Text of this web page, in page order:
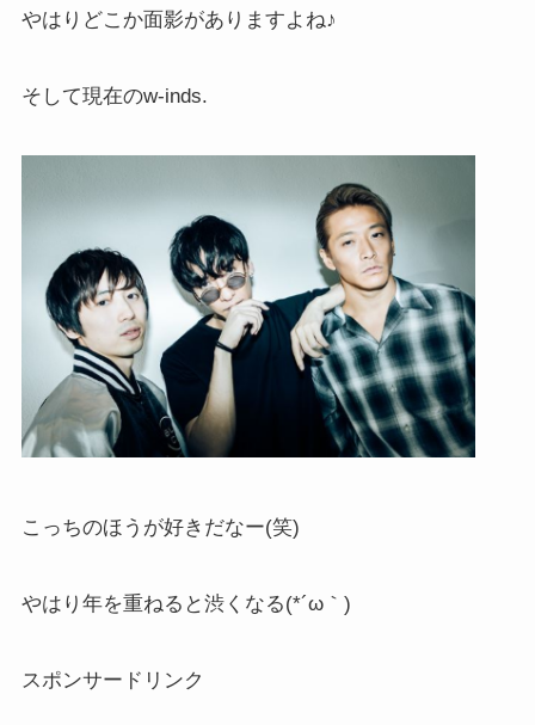
やはりどこか面影がありますよね♪
そして現在のw-inds.
こっちのほうが好きだなー(笑)
やはり年を重ねると渋くなる(*´ω｀)
スポンサードリンク